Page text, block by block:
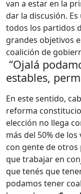
van a estar en la
dar la discusión.
todos los partidos
grandes objetivos
coalición de
“Ojalá
estables,
En este sentido,
reforma
elección no llega
más del 50% de
con gente de otros
que trabajar en
que tenés que
podamos tener